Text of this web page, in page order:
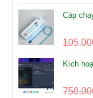
Cáp
Kích